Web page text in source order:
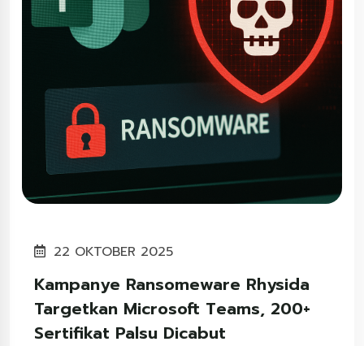
22 OKTOBER 2025
Kampanye Ransomeware Rhysida
Targetkan Microsoft Teams, 200+
Sertifikat Palsu Dicabut